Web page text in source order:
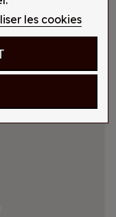
les cookies